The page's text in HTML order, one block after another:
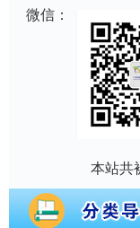
微信：
本站共